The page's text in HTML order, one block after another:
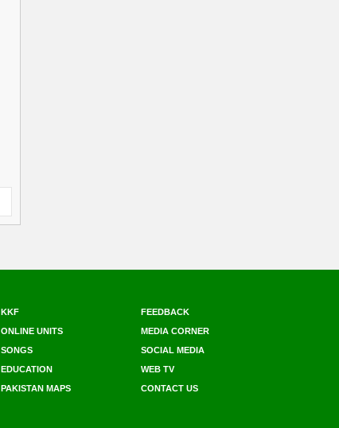
KKF
FEEDBACK
ONLINE UNITS
MEDIA CORNER
SONGS
SOCIAL MEDIA
EDUCATION
WEB TV
PAKISTAN MAPS CONTACT US